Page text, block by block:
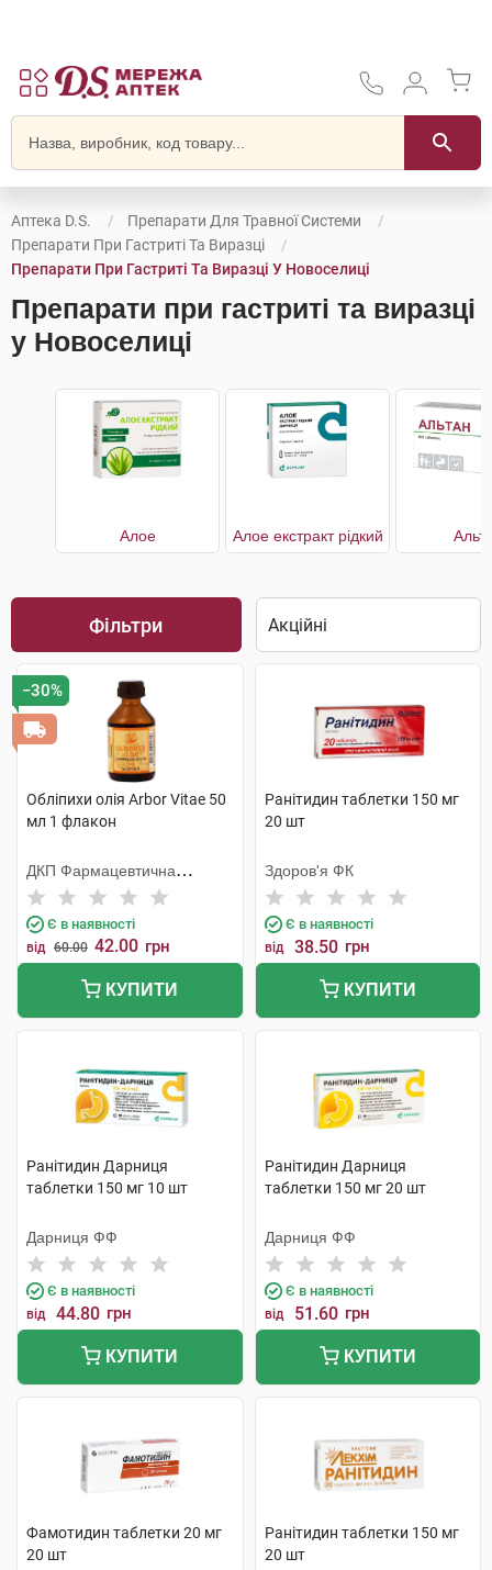
Аптека D.S.
Препарати Для Травної Системи
Препарати При Гастриті Та Виразці
Препарати При Гастриті Та Виразці У Новоселиці
Препарати при гастриті та виразці
у Новоселиці
Алое Алое екстракт рідкий
Фільтри
−30%
Обліпихи олія Arbor Vitae 50
мл 1 флакон
ДКП Фармацевтична
фабрика
Є в наявності
від 60.00 42.00 грн
КУПИТИ
Ранітидин таблетки 150 мг
20 шт
Здоров'я ФК
Є в наявності
від 38.50 грн
КУПИТИ
Ранітидин Дарниця
таблетки 150 мг 10 шт
Дарниця ФФ
Є в наявності
від 44.80 грн
КУПИТИ
Ранітидин Дарниця
таблетки 150 мг 20 шт
Дарниця ФФ
Є в наявності
від 51.60 грн
КУПИТИ
Фамотидин таблетки 20 мг
20 шт
Ранітидин таблетки 150 мг
20 шт